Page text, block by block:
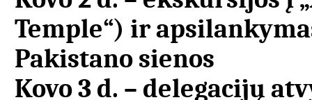
Temple“) ir
Pakistano sienos
Kovo 3 d. – delegacijų